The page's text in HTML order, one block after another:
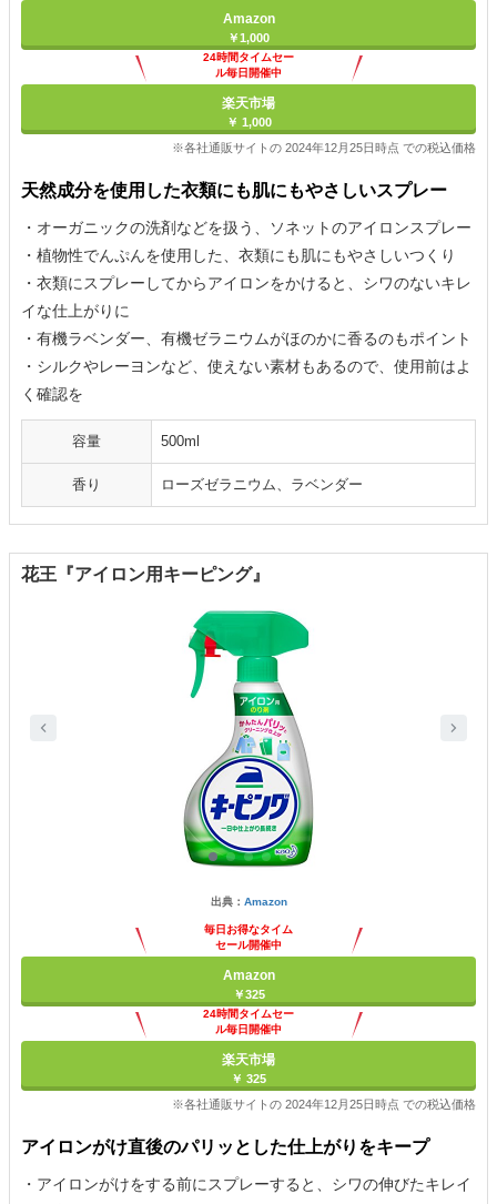
Amazon
￥1,000
24時間タイムセー
ル毎日開催中
楽天市場
￥ 1,000
※各社通販サイトの 2024年12月25日時点 での税込価格
天然成分を使用した衣類にも肌にもやさしいスプレー
・オーガニックの洗剤などを扱う、ソネットのアイロンスプレー
・植物性でんぷんを使用した、衣類にも肌にもやさしいつくり
・衣類にスプレーしてからアイロンをかけると、シワのないキレ
イな仕上がりに
・有機ラベンダー、有機ゼラニウムがほのかに香るのもポイント
・シルクやレーヨンなど、使えない素材もあるので、使用前はよ
く確認を
容量 500ml
香り ローズゼラニウム、ラベンダー
花王『アイロン用キーピング』
出典： Amazon
毎日お得なタイム
セール開催中
Amazon
￥325
24時間タイムセー
ル毎日開催中
楽天市場
￥ 325
※各社通販サイトの 2024年12月25日時点 での税込価格
アイロンがけ直後のパリッとした仕上がりをキープ
・アイロンがけをする前にスプレーすると、シワの伸びたキレイ